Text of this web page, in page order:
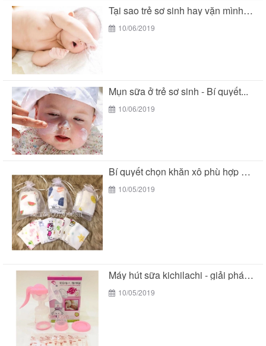
Tại sao trẻ sơ sinh hay vặn mình khi...
10/06/2019
Mụn sữa ở trẻ sơ sinh - Bí quyết...
10/06/2019
Bí quyết chọn khăn xô phù hợp với làn...
10/05/2019
Máy hút sữa kichilachi - giải pháp tối ưu...
10/05/2019